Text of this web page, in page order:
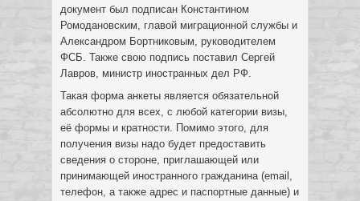
документ был подписан Константином
Ромодановским, главой миграционной службы и
Александром Бортниковым, руководителем
ФСБ. Также свою подпись поставил Сергей
Лавров, министр иностранных дел РФ.
Такая форма анкеты является обязательной
абсолютно для всех, с любой категории визы,
её формы и кратности. Помимо этого, для
получения визы надо будет предоставить
сведения о стороне, приглашающей или
принимающей иностранного гражданина (email,
телефон, а также адрес и паспортные данные) и